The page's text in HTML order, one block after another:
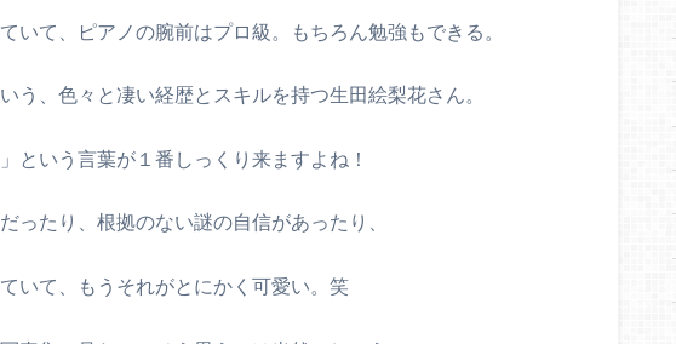
いて、ピアノの腕前はプロ級。もちろん勉強もできる。
う、色々と凄い経歴とスキルを持つ生田絵梨花さん。
という言葉が１番しっくり来ますよね！
ったり、根拠のない謎の自信があったり、
いて、もうそれがとにかく可愛い。笑